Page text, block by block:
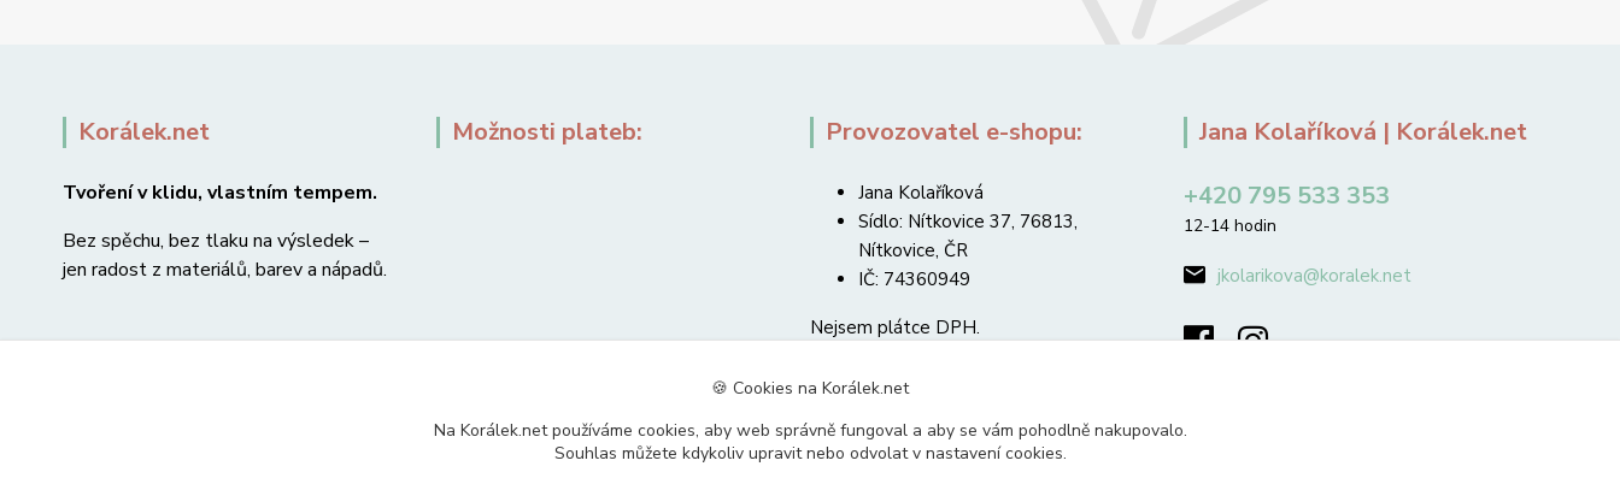
Korálek.net
Tvoření v klidu, vlastním tempem.
Bez spěchu, bez tlaku na výsledek –
jen radost z materiálů, barev a nápadů.
Možnosti plateb: Provozovatel e-shopu:
Jana Kolaříková
Sídlo: Nítkovice 37, 76813,
Nítkovice, ČR
IČ: 74360949
Nejsem plátce DPH.
Jana Kolaříková | Korálek.net
+420 795 533 353
12-14 hodin
jkolarikova@koralek.net
🍪 Cookies na Korálek.net
Na Korálek.net používáme cookies, aby web správně fungoval a aby se vám pohodlně nakupovalo.
Souhlas můžete kdykoliv upravit nebo odvolat v nastavení cookies.